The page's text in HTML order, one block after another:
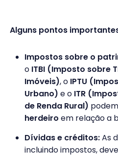
Alguns pontos
Impostos sobre o
o ITBI (Imposto sobre
Imóveis), o IPTU
Urbano) e o ITR
de Renda Rural)
herdeiro em relação a
Dívidas e créditos:As
incluindo impostos,